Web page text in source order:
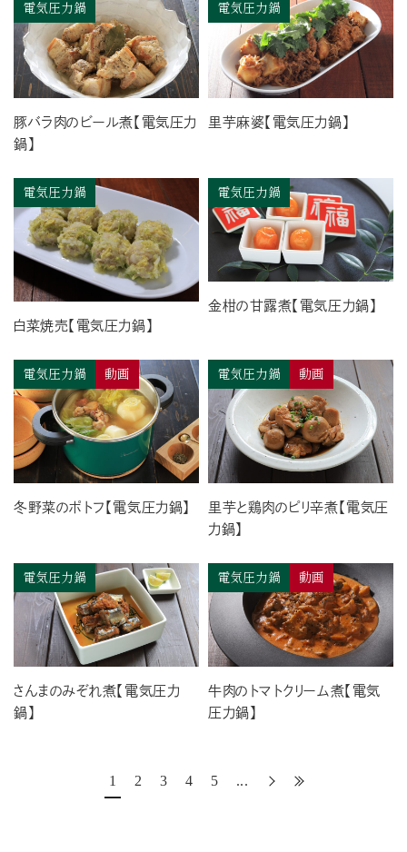
電気圧力鍋
豚バラ肉のビール煮【電気圧力
鍋】
電気圧力鍋
里芋麻婆【電気圧力鍋】
電気圧力鍋
白菜焼売【電気圧力鍋】
電気圧力鍋
金柑の甘露煮【電気圧力鍋】
電気圧力鍋 動画
冬野菜のポトフ【電気圧力鍋】
電気圧力鍋 動画
里芋と鶏肉のピリ辛煮【電気圧
力鍋】
電気圧力鍋
さんまのみぞれ煮【電気圧力
鍋】
電気圧力鍋 動画
牛肉のトマトクリーム煮【電気
圧力鍋】
1 2 3 4 5 ...